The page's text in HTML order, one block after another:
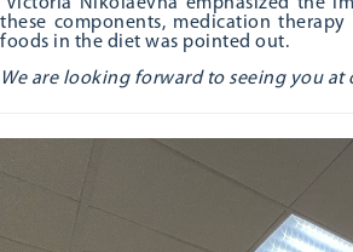
these components, medication
foods in the diet was pointed out.
We are looking forward to seeing you